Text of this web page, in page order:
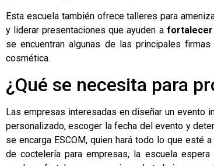
Esta escuela también ofrece talleres para
y liderar presentaciones que ayuden a
se encuentran algunas de las principales
cosmética.
¿Qué se necesita para
Las empresas interesadas en diseñar un
personalizado, escoger la fecha del evento y
se encarga ESCOM, quien hará todo lo que esté
de coctelería para empresas, la escuela